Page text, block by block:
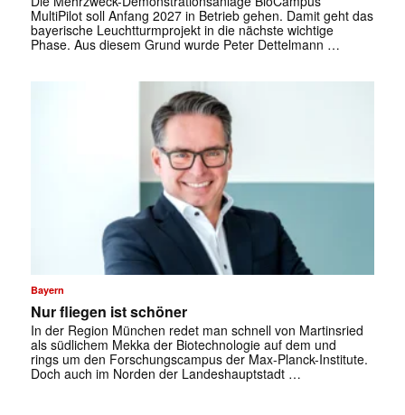
MultiPilot soll Anfang 2027 in Betrieb gehen. Damit geht das
bayerische Leuchtturmprojekt in die nächste wichtige
Phase. Aus diesem Grund wurde Peter Dettelmann …
Bayern
Nur fliegen ist schöner
In der Region München redet man schnell von Martinsried
als südlichem Mekka der Biotechnologie auf dem und
rings um den Forschungscampus der Max-Planck-Institute.
Doch auch im Norden der Landeshauptstadt …